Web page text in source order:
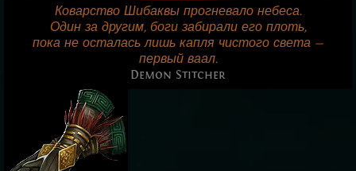
Коварство Шибаквы прогневало небеса.
Один за другим, боги забирали его плоть,
пока не осталась лишь капля чистого света —
первый ваал.
Demon Stitcher